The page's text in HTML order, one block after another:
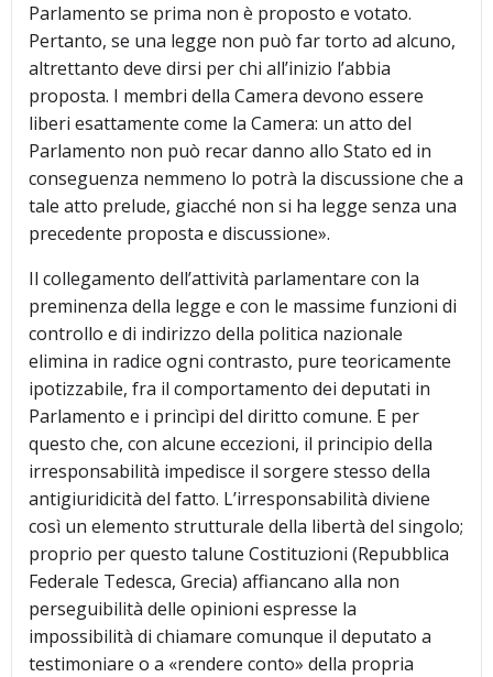
Parlamento se prima non è proposto e votato.
Pertanto, se una legge non può far torto ad alcuno,
altrettanto deve dirsi per chi all’inizio l’abbia
proposta. I membri della Camera devono essere
liberi esattamente come la Camera: un atto del
Parlamento non può recar danno allo Stato ed in
conseguenza nemmeno lo potrà la discussione che a
tale atto prelude, giacché non si ha legge senza una
precedente proposta e discussione».
Il collegamento dell’attività parlamentare con la
preminenza della legge e con le massime funzioni di
controllo e di indirizzo della politica nazionale
elimina in radice ogni contrasto, pure teoricamente
ipotizzabile, fra il comportamento dei deputati in
Parlamento e i princìpi del diritto comune. E per
questo che, con alcune eccezioni, il principio della
irresponsabilità impedisce il sorgere stesso della
antigiuridicità del fatto. L’irresponsabilità diviene
così un elemento strutturale della libertà del singolo;
proprio per questo talune Costituzioni (Repubblica
Federale Tedesca, Grecia) affiancano alla non
perseguibilità delle opinioni espresse la
impossibilità di chiamare comunque il deputato a
testimoniare o a «rendere conto» della propria